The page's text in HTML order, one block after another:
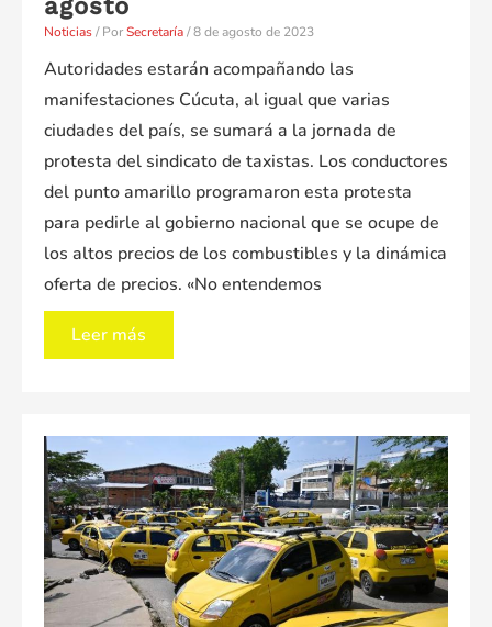
agosto
Noticias/ PorSecretaría/8 de agosto de 2023
Autoridades estarán acompañando las
manifestaciones Cúcuta, al igual que varias
ciudades del país, se sumará a la jornada de
protesta del sindicato de taxistas. Los conductores
del punto amarillo programaron esta protesta
para pedirle al gobierno nacional que se ocupe de
los altos precios de los combustibles y la dinámica
oferta de precios. «No entendemos
Cúcuta
se
paro
nacional
de
taxistas
este
Leer más